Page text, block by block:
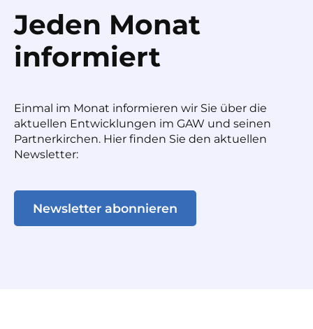
Jeden Monat
informiert
Einmal im Monat informieren wir Sie über die
aktuellen Entwicklungen im GAW und seinen
Partnerkirchen. Hier finden Sie den aktuellen
Newsletter:
Newsletter abonnieren